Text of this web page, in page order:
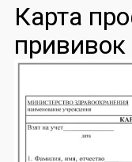
Карта